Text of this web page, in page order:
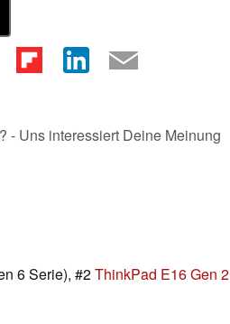
- Uns interessiert Deine Meinung
6 Serie), #2ThinkPad E16 Gen 2